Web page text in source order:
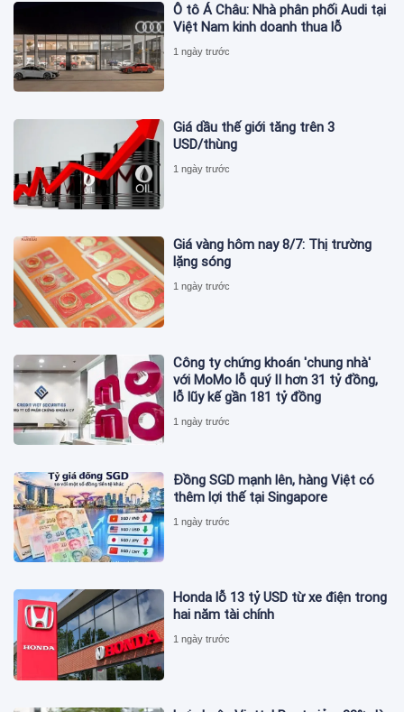
Ô tô Á Châu: Nhà phân phối Audi tại
Việt Nam kinh doanh thua lỗ
1 ngày trước
Giá dầu thế giới tăng trên 3
USD/thùng
1 ngày trước
Giá vàng hôm nay 8/7: Thị trường
lặng sóng
1 ngày trước
Công ty chứng khoán 'chung nhà'
với MoMo lỗ quý II hơn 31 tỷ đồng,
lỗ lũy kế gần 181 tỷ đồng
1 ngày trước
Đồng SGD mạnh lên, hàng Việt có
thêm lợi thế tại Singapore
1 ngày trước
Honda lỗ 13 tỷ USD từ xe điện trong
hai năm tài chính
1 ngày trước